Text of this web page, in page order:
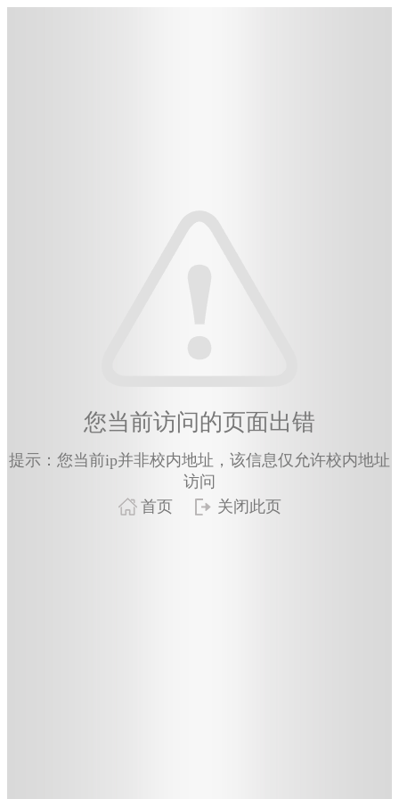
您当前访问的页面出错
提示：您当前ip并非校内地址，该信息仅允许校内地址
访问
首页
关闭此页